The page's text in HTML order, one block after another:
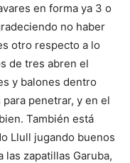
en forma ya 3 o
no haber
otro respecto a lo
de tres abren el
y balones dentro
penetrar, y en el
También está
Llull jugando buenos
zapatillas Garuba,